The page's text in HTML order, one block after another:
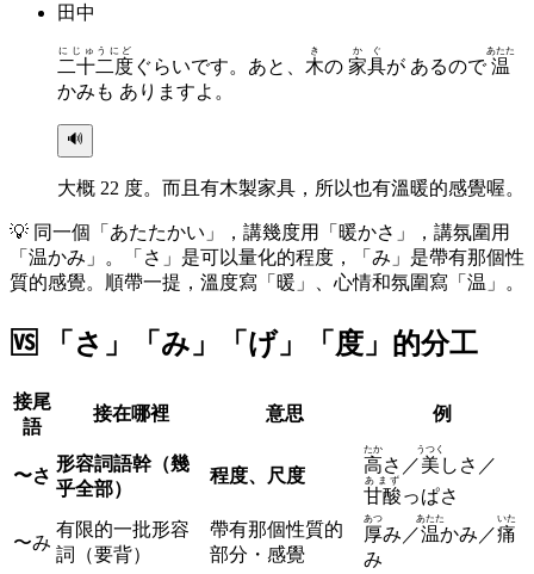
田中
二十二度
にじゅうにど
ぐらいです。あと、 木
き
の 家具
かぐ
が あるので温
あたた
かみも ありますよ。
🔊
大概 22 度。而且有木製家具，所以也有溫暖的感覺喔。
💡 同一個「あたたかい」，講幾度用「暖かさ」，講氛圍用
「温かみ」。「さ」是可以量化的程度，「み」是帶有那個性
質的感覺。順帶一提，溫度寫「暖」、心情和氛圍寫「温」。
🆚 「さ」「み」「げ」「度」的分工
接尾
語
接在哪裡 意思 例
〜さ
形容詞語幹（幾
乎全部）
程度、尺度
高
たか
さ／美
うつく
しさ／
甘酸
あまず
っぱさ
〜み
有限的一批形容
詞（要背）
帶有那個性質的
部分・感覺
厚
あつ
み／温
あたた
かみ／痛
いた
み